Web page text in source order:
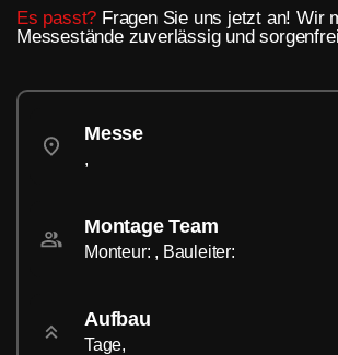
Es passt? Fragen Sie uns jetzt an! Wir
Messestände zuverlässig und
Messe
,
Montage Team
Monteur: , Bauleiter:
Aufbau
Tage,